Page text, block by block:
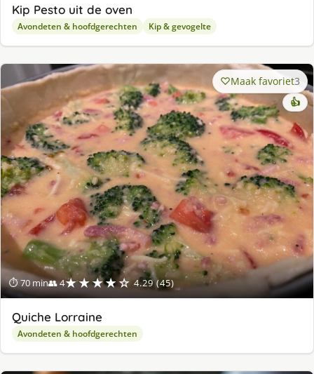
Kip Pesto uit de oven
Avondeten & hoofdgerechten Kip & gevogelte
⏱ 70 min👥 4★★★★☆ 4.29 (45)
Maak favoriet3
👍
Quiche Lorraine
Avondeten & hoofdgerechten